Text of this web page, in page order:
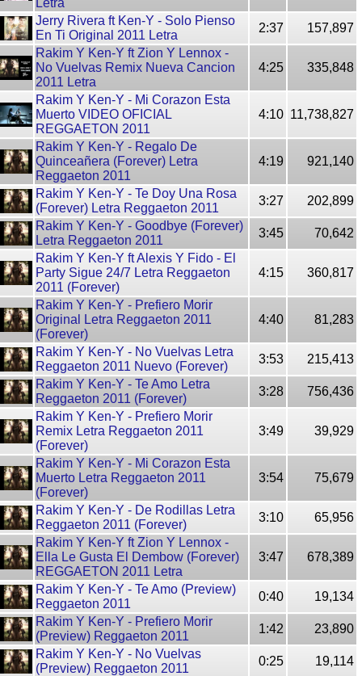
Letra
Jerry Rivera ft Ken-Y - Solo Pienso
En Ti Original 2011 Letra
2:37
157,897
Rakim Y Ken-Y ft Zion Y Lennox -
No Vuelvas Remix Nueva Cancion
2011 Letra
4:25 335,848
Rakim Y Ken-Y - Mi Corazon Esta
Muerto VIDEO OFICIAL
REGGAETON 2011
4:10 11,738,827
Rakim Y Ken-Y - Regalo De
Quinceañera (Forever) Letra
Reggaeton 2011
4:19 921,140
Rakim Y Ken-Y - Te Doy Una Rosa
(Forever) Letra Reggaeton 2011
3:27
202,899
Rakim Y Ken-Y - Goodbye (Forever)
Letra Reggaeton 2011
3:45
70,642
Rakim Y Ken-Y ft Alexis Y Fido - El
Party Sigue 24/7 Letra Reggaeton
2011 (Forever)
4:15 360,817
Rakim Y Ken-Y - Prefiero Morir
Original Letra Reggaeton 2011
(Forever)
4:40 81,283
Rakim Y Ken-Y - No Vuelvas Letra
Reggaeton 2011 Nuevo (Forever)
3:53
215,413
Rakim Y Ken-Y - Te Amo Letra
Reggaeton 2011 (Forever)
3:28
756,436
Rakim Y Ken-Y - Prefiero Morir
Remix Letra Reggaeton 2011
(Forever)
3:49 39,929
Rakim Y Ken-Y - Mi Corazon Esta
Muerto Letra Reggaeton 2011
(Forever)
3:54 75,679
Rakim Y Ken-Y - De Rodillas Letra
Reggaeton 2011 (Forever)
3:10
65,956
Rakim Y Ken-Y ft Zion Y Lennox -
Ella Le Gusta El Dembow (Forever)
REGGAETON 2011 Letra
3:47 678,389
Rakim Y Ken-Y - Te Amo (Preview)
Reggaeton 2011
0:40
19,134
Rakim Y Ken-Y - Prefiero Morir
(Preview) Reggaeton 2011
1:42
23,890
Rakim Y Ken-Y - No Vuelvas
(Preview) Reggaeton 2011
0:25
19,114